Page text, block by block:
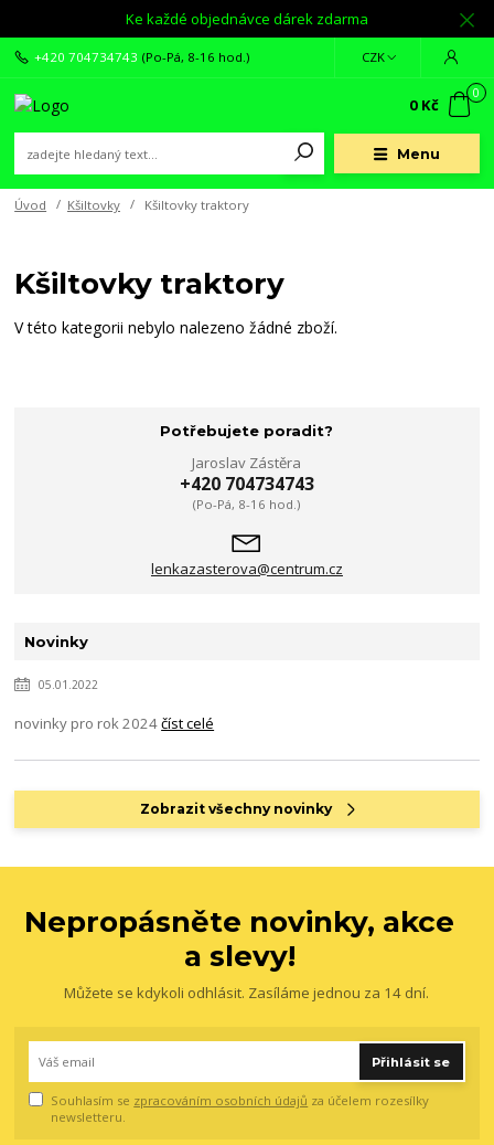
Ke každé objednávce dárek zdarma
Menu
CZK
+420 704734743 (Po-Pá, 8-16 hod.)
0
0 Kč
Úvod Kšiltovky Kšiltovky traktory
Kšiltovky traktory
V této kategorii nebylo nalezeno žádné zboží.
Potřebujete poradit?
Jaroslav Zástěra
+420 704734743
(Po-Pá, 8-16 hod.)
lenkazasterova@centrum.cz
Novinky
05.01.2022
novinky pro rok 2024číst celé
Zobrazit všechny novinky
Nepropásněte novinky, akce
a slevy!
Můžete se kdykoli odhlásit. Zasíláme jednou za 14 dní.
Přihlásit se
Souhlasím se zpracováním osobních údajů za účelem rozesílky
newsletteru.